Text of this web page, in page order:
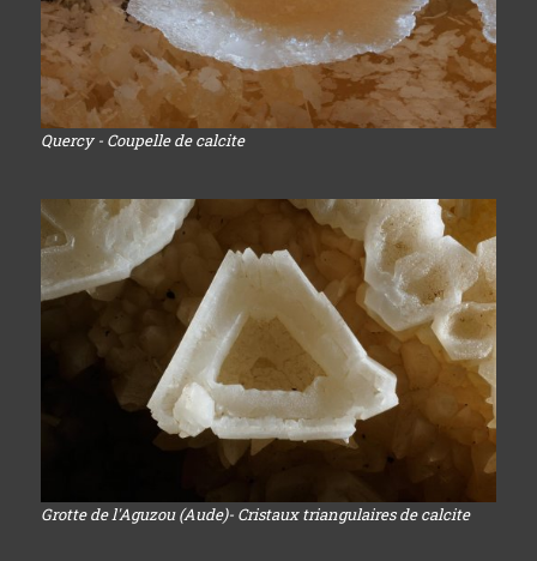
Quercy - Coupelle de calcite
Grotte de l'Aguzou (Aude)- Cristaux triangulaires de calcite